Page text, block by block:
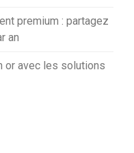
premium : partagez
an
or avec les solutions